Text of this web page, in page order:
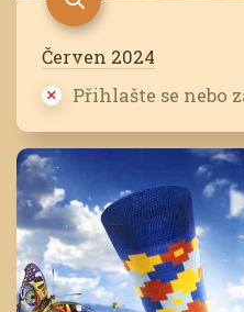
Červen 2024
Přihlašte se nebo